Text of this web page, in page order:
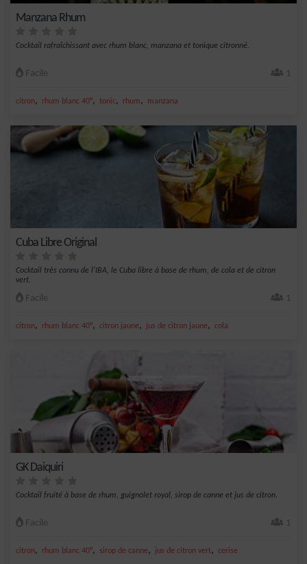
Manzana Rhum
Cocktail rafraîchissant avec rhum blanc, manzana et tonique citronné.
Facile 1
citron, rhum blanc 40°, tonic, rhum, manzana
Cuba Libre Original
Cocktail très connu de l'IBA, le Cuba libre à base de rhum, de cola et de citron
vert.
Facile 1
citron, rhum blanc 40°, citron jaune, jus de citron jaune, cola
GK Daiquiri
Cocktail fruité à base de rhum, guignolet royal, sirop de canne et jus de citron.
Facile 1
citron, rhum blanc 40°, sirop de canne, jus de citron vert, cerise